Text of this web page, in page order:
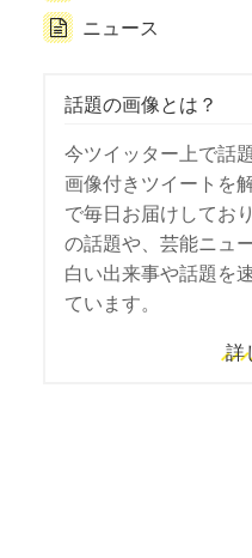
ニュース
話題の画像とは？
今ツイッター上で話
画像付きツイートを
で毎日お届けしてお
の話題や、芸能ニュ
白い出来事や話題を
ています。
詳